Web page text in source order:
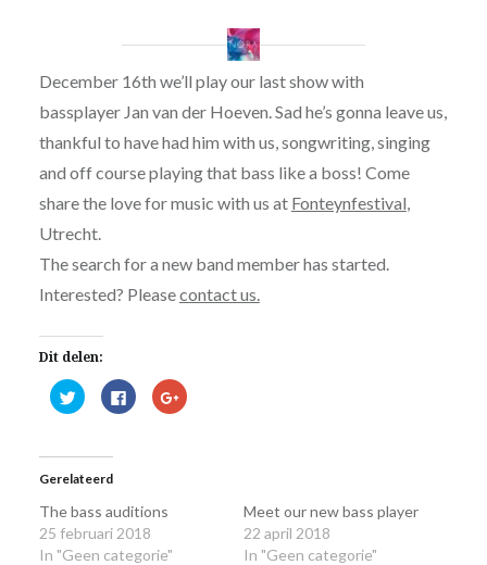
December 16th we’ll play our last show with
bassplayer Jan van der Hoeven. Sad he’s gonna leave us,
thankful to have had him with us, songwriting, singing
and off course playing that bass like a boss! Come
share the love for music with us at Fonteynfestival,
Utrecht.
The search for a new band member has started.
Interested? Pleasecontact us.
Dit delen:
Klik
om
Twitter
(Wordt
in
nieuw
venster
geopend)
Klik
om
nieuw
venster
geopend)
Klik
om
Gerelateerd
The bass auditions
25 februari 2018
In "Geen categorie"
Meet our new bass player
22 april 2018
In "Geen categorie"